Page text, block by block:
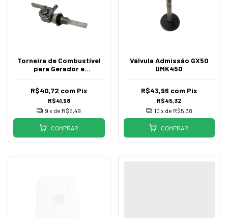
Torneira de Combustível
para Gerador e
R$41,98
R$40,72 com Pix
9 x de R$5,49
COMPRAR
Válvula Admissão GX50
UMK450
R$45,32
R$43,96 com Pix
10 x de R$5,38
COMPRAR